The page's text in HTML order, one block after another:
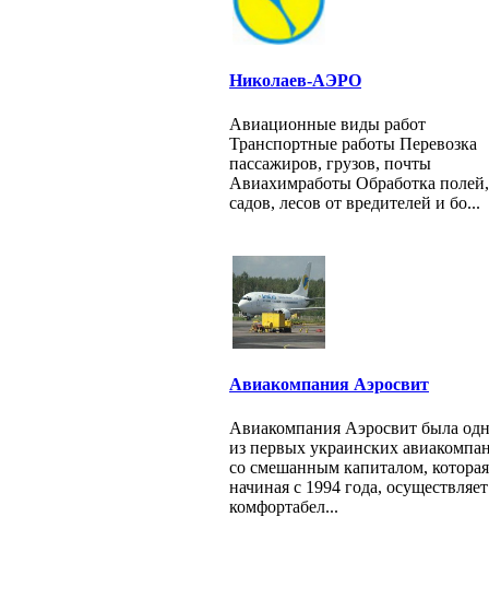
Николаев-АЭРО
Авиационные виды работ
Транспортные работы Перевозка
пассажиров, грузов, почты
Авиахимработы Обработка полей,
садов, лесов от вредителей и бо...
Авиакомпания Аэросвит
Авиакомпания Аэросвит была
из первых украинских
со смешанным капиталом,
начиная с 1994 года, осуществляет
комфортабел...